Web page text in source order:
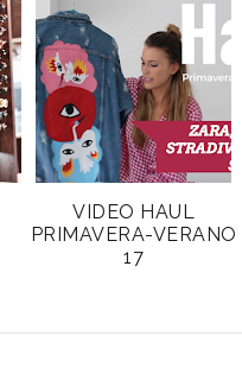
VIDEO HAUL
PRIMAVERA-VERANO
17